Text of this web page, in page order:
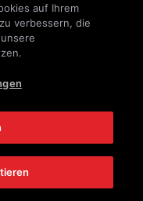
ursprünglichen
und
alpha) ist ein
menschlichen
auf Ihrem
verbessern, die